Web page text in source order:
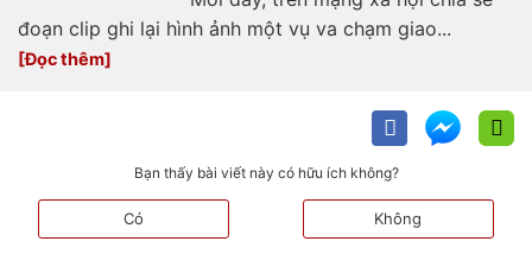
đoạn clip ghi lại hình ảnh một vụ va chạm giao...
Bạn thấy bài viết này có hữu ích không?
Có Không